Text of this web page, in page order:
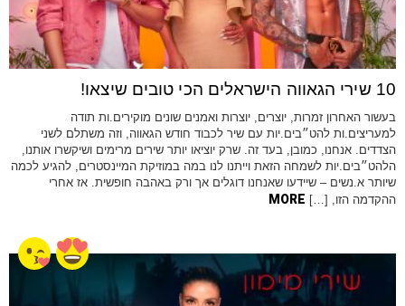
10 שירי הגאווה הישראלים הכי טובים שיצאו!
בעשור האחרון זמרות, יוצרים, יוצרות ואמנים שונים מוקירים.ות תודה
למעריצים.ות להט״בים.יות עם שיר לכבוד חודש הגאווה, וזה משתלם לשני
הצדדים. אנחנו, כמובן, בעד זה. שרק יוציאו יותר שירים מרימים ושיקשרו אותנו,
הלהט״בים.יות לשמחה הזאת וייתנו לנו במה במוזיקת המיינסטרים, להגיע לכמה
שיותר א.נשים – שיידעו שאנחנו דוגלים אך ורק באהבה חופשית. אז אחרי
ההקדמה הזו, […] MORE